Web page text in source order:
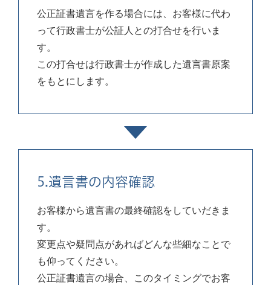
公正証書遺言を作る場合には、お客様に代わ
って行政書士が公証人との打合せを行いま
す。
この打合せは行政書士が作成した遺言書原案
をもとにします。
5.遺言書の内容確認
お客様から遺言書の最終確認をしていだきま
す。
変更点や疑問点があればどんな些細なことで
も仰ってください。
公正証書遺言の場合、このタイミングでお客